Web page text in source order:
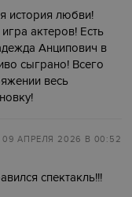
история любви!
актеров! Есть
Анципович в
сыграно! Всего
весь
09 АПРЕЛЯ 2026 В 00:52
спектакль!!!